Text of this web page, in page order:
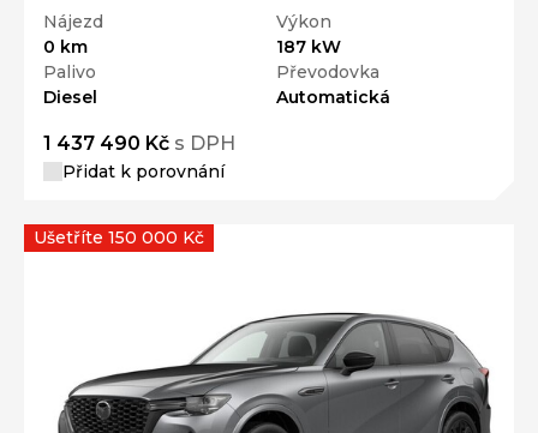
Nájezd
0 km
Výkon
187 kW
Palivo
Diesel
Převodovka
Automatická
1 437 490 Kč s DPH
Přidat k porovnání
Ušetříte 150 000 Kč